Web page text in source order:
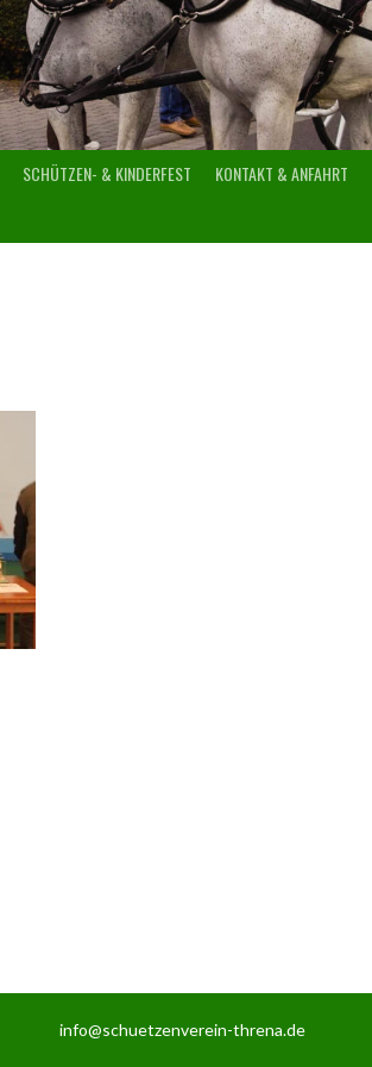
SCHÜTZEN- & KINDERFEST KONTAKT & ANFAHRT
info@schuetzenverein-threna.de